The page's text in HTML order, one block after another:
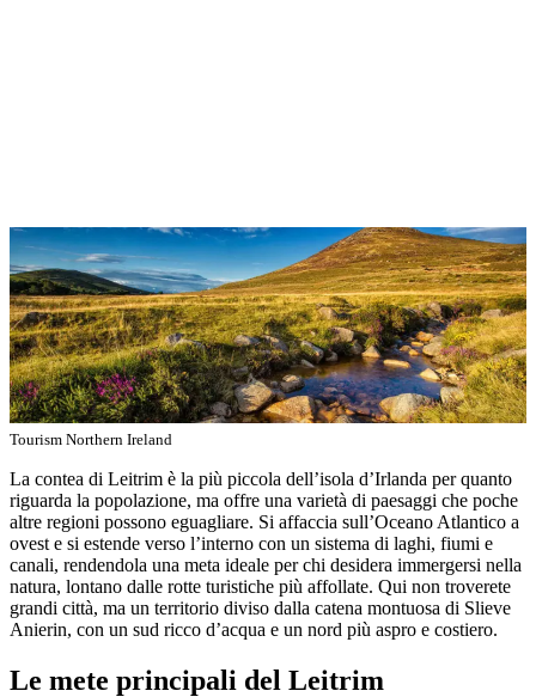
Tourism Northern Ireland
La contea di Leitrim è la più piccola dell’isola d’Irlanda per quanto
riguarda la popolazione, ma offre una varietà di paesaggi che poche
altre regioni possono eguagliare. Si affaccia sull’Oceano Atlantico a
ovest e si estende verso l’interno con un sistema di laghi, fiumi e
canali, rendendola una meta ideale per chi desidera immergersi nella
natura, lontano dalle rotte turistiche più affollate. Qui non troverete
grandi città, ma un territorio diviso dalla catena montuosa di Slieve
Anierin, con un sud ricco d’acqua e un nord più aspro e costiero.
Le mete principali del Leitrim